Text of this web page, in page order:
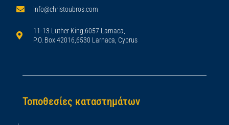
info@christoubros.com
11-13 Luther King,6057 Larnaca,
P.O. Box 42016,6530 Larnaca, Cyprus
Τοποθεσίες καταστημάτων